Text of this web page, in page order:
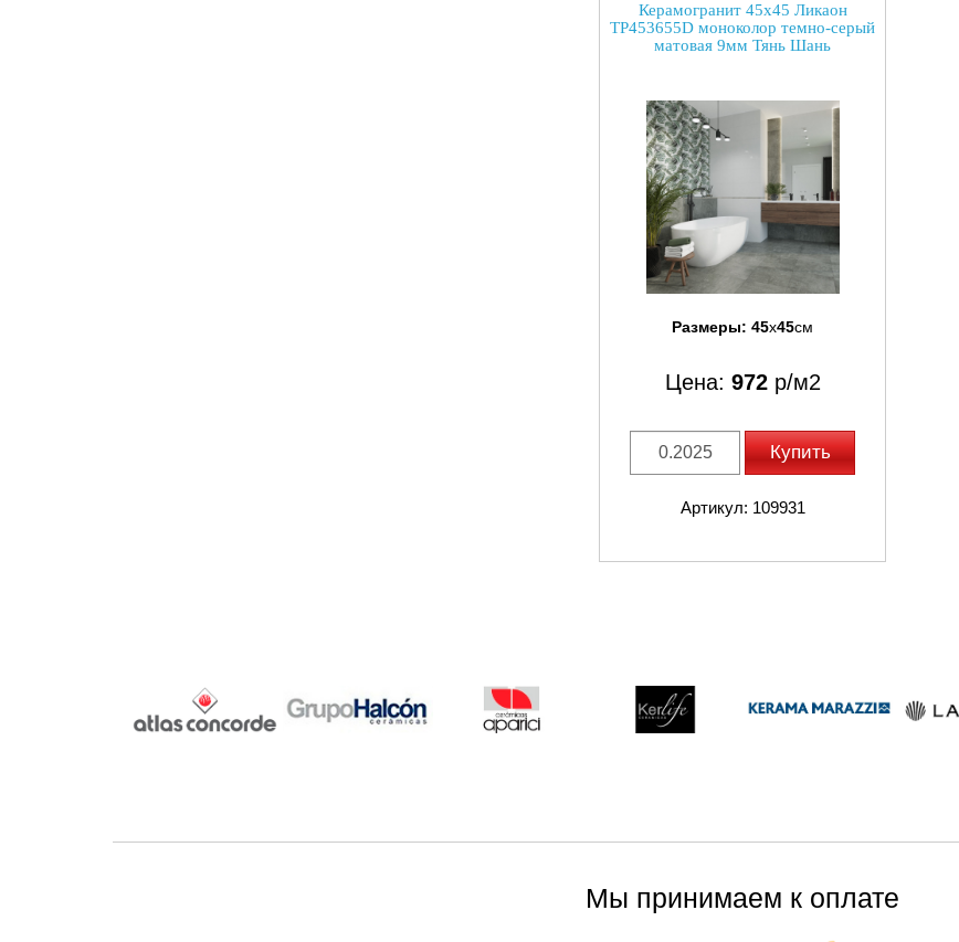
Керамогранит 45x45 Ликаон
TP453655D моноколор темно-серый
матовая 9мм Тянь Шань
Размеры: 45x45см
Цена: 972р/м2
Купить
Артикул: 109931
Мы принимаем к оплате